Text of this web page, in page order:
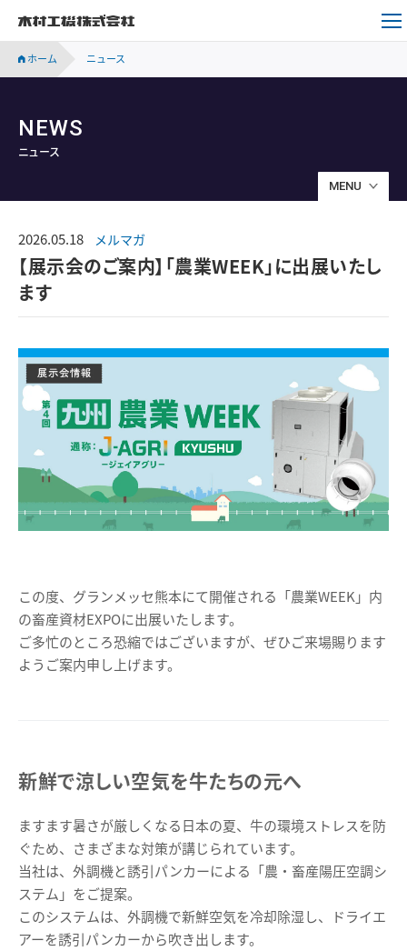
ホーム ニュース
NEWS
ニュース
2026.05.18 メルマガ
【展示会のご案内】「農業WEEK」に出展いたし
ます
この度、グランメッセ熊本にて開催される「農業WEEK」内
の畜産資材EXPOに出展いたします。
ご多忙のところ恐縮ではございますが、ぜひご来場賜ります
ようご案内申し上げます。
新鮮で涼しい空気を牛たちの元へ
ますます暑さが厳しくなる日本の夏、牛の環境ストレスを防
ぐため、さまざまな対策が講じられています。
当社は、外調機と誘引パンカーによる「農・畜産陽圧空調シ
ステム」をご提案。
このシステムは、外調機で新鮮空気を冷却除湿し、ドライエ
アーを誘引パンカーから吹き出します。
MENU